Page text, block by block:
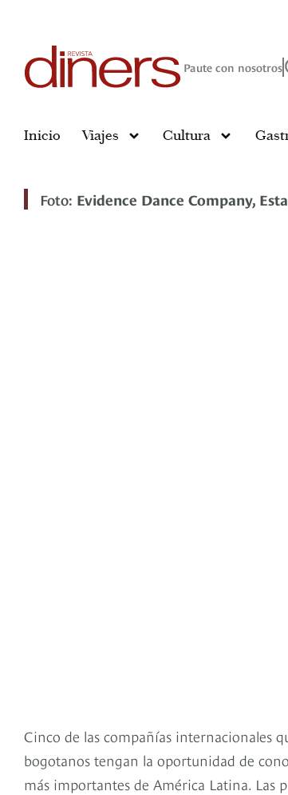
Paute con nosotros
Inicio Viajes Cultura
Foto: Evidence Dance Company,
Cinco de las compañías internacionales
bogotanos tengan la oportunidad de
más importantes de América Latina. Las